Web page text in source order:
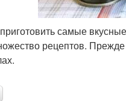
самые
рецептов. Прежде